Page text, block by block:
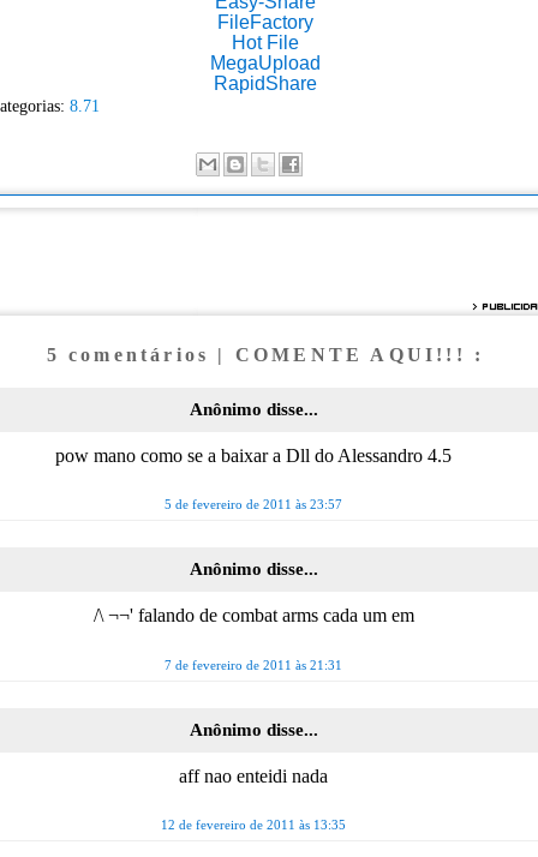
FileFactory
Hot File
MegaUpload
RapidShare
8.71
5 comentários | COMENTE AQUI!!! :
Anônimo disse...
pow mano como se a baixar a Dll do Alessandro 4.5
5 de fevereiro de 2011 às 23:57
Anônimo disse...
/\ ¬¬' falando de combat arms cada um em
7 de fevereiro de 2011 às 21:31
Anônimo disse...
aff nao enteidi nada
12 de fevereiro de 2011 às 13:35